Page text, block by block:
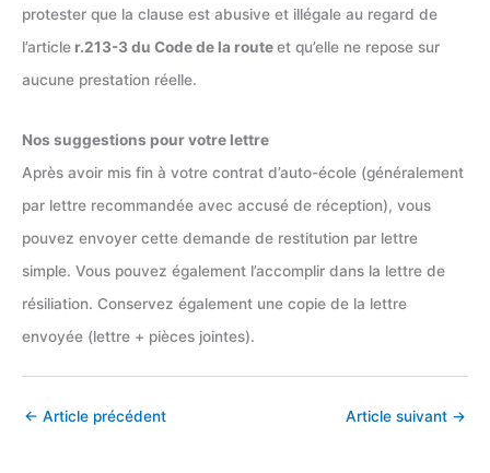
protester que la clause est abusive et illégale au regard de
l’article r.213-3 du Code de la routeet qu’elle ne repose sur
aucune prestation réelle.
Nos suggestions pour votre lettre
Après avoir mis fin à votre contrat d’auto-école (généralement
par lettre recommandée avec accusé de réception), vous
pouvez envoyer cette demande de restitution par lettre
simple. Vous pouvez également l’accomplir dans la lettre de
résiliation. Conservez également une copie de la lettre
envoyée (lettre + pièces jointes).
← Article précédent Article suivant →